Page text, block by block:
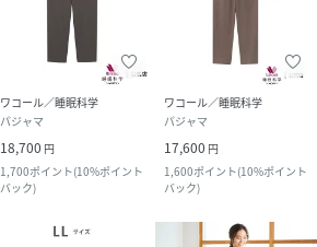
ワコール／睡眠科学
パジャマ
18,700 円
1,700ポイント(10%ポイント
バック)
ワコール／睡眠科学
パジャマ
17,600 円
1,600ポイント(10%ポイント
バック)